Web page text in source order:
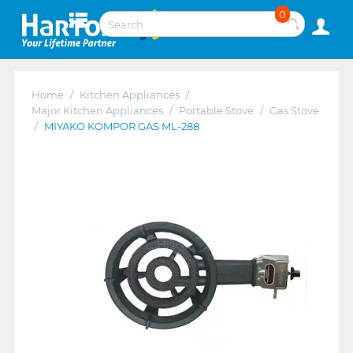
0
Home / Kitchen Appliances /
Major Kitchen Appliances / Portable Stove / Gas Stove
/ MIYAKO KOMPOR GAS ML-288